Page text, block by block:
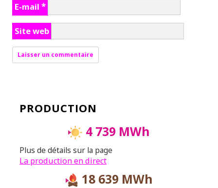
E-mail *
Site web
PRODUCTION
4 739 MWh
Plus de détails sur la page
La production en direct
18 639 MWh